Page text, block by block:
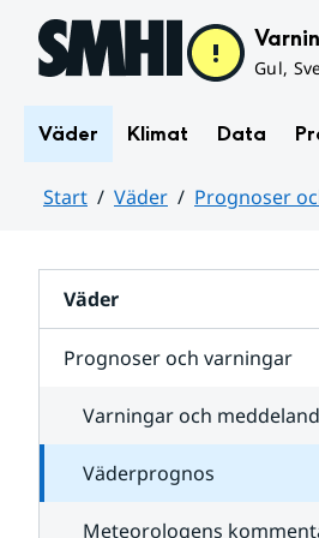
Hoppa till sidans innehåll
Gul,
Väder Klimat Data
Start Väder Prognoser
Väder
Prognoser och varningar
Varningar och
Väderprognos
Meteorologens